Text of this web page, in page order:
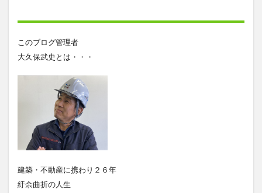
このブログ管理者
大久保武史とは・・・
建築・不動産に携わり２６年
紆余曲折の人生